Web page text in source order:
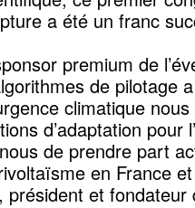
a été un franc
premium de
de pilotage
climatique
d’adaptation pour
de prendre part
en France
et fondateur